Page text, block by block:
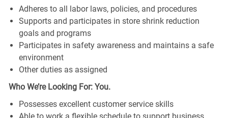
Adheres to all labor laws, policies, and procedures
Supports and participates in store shrink reduction
goals and programs
Participates in safety awareness and maintains a safe
environment
Other duties as assigned
Who We’re Looking For: You.
Possesses excellent customer service skills
Able to work a flexible schedule to support business